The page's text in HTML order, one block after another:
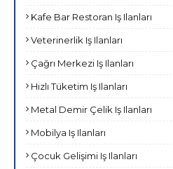
Kafe Bar Restoran Iş Ilanları
Veterinerlik Iş Ilanları
Çağrı Merkezi Iş Ilanları
Hızlı Tüketim Iş Ilanları
Metal Demir Çelik Iş Ilanları
Mobilya Iş Ilanları
Çocuk Gelişimi Iş Ilanları